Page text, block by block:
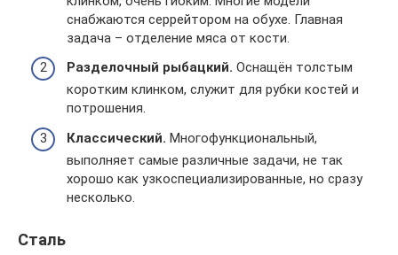
снабжаются серрейтором на обухе. Главная
задача – отделение мяса от кости.
Разделочный рыбацкий. Оснащён толстым
коротким клинком, служит для рубки костей и
потрошения.
Классический. Многофункциональный,
выполняет самые различные задачи, не так
хорошо как узкоспециализированные, но сразу
несколько.
Сталь